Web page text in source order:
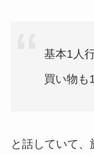
基本1人
買い物も
と話していて